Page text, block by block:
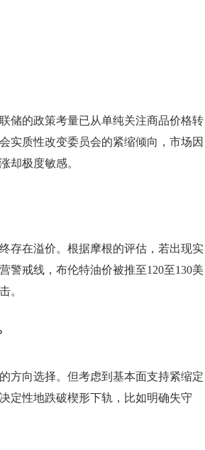
的政策考量已从单纯关注商品价格转
实质性改变委员会的紧缩倾向，市场因
却极度敏感。
在溢价。根据摩根的评估，若出现实
警戒线，布伦特油价被推至120至130美
。
向选择。但考虑到基本面支持紧缩定
定性地跌破楔形下轨，比如明确失守